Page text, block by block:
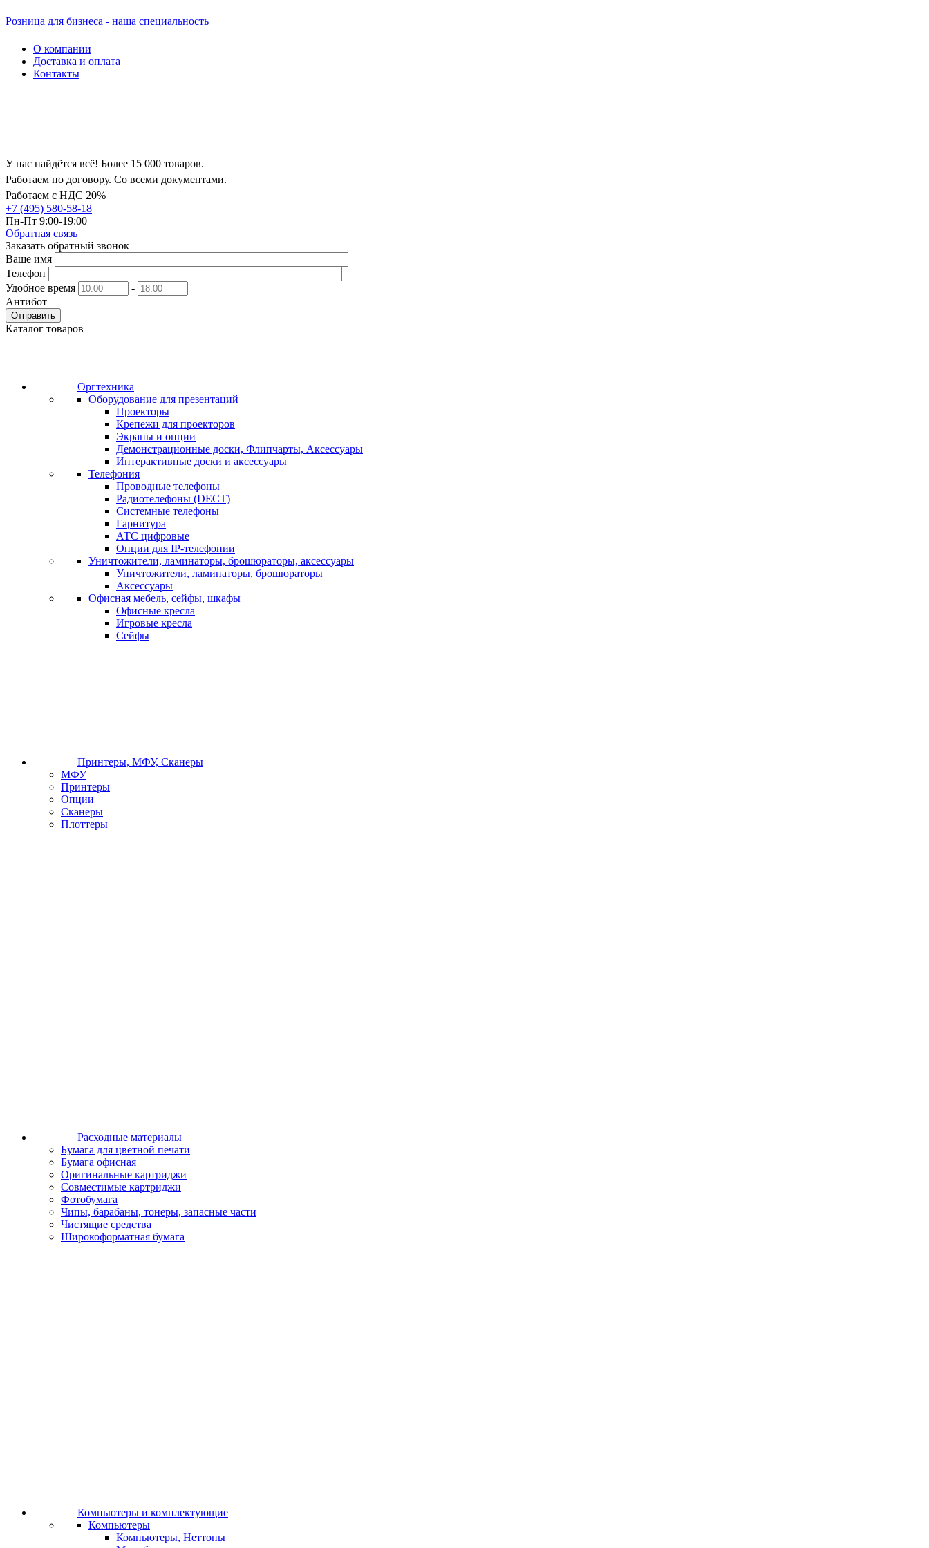
Розница для бизнеса - наша специальность
О компании
Доставка и оплата
Контакты
У нас найдётся всё! Более 15 000 товаров.
Работаем по договору. Со всеми документами.
Работаем с НДС 20%
+7 (495) 580-58-18
Пн-Пт 9:00-19:00
Обратная связь
Заказать обратный звонок
Ваше имя
Телефон
Удобное время
-
Антибот
Отправить
Каталог товаров
Оргтехника
Оборудование для презентаций
Проекторы
Крепежи для проекторов
Экраны и опции
Демонстрационные доски, Флипчарты, Аксессуары
Интерактивные доски и аксессуары
Телефония
Проводные телефоны
Радиотелефоны (DECT)
Системные телефоны
Гарнитура
АТС цифровые
Опции для IP-телефонии
Уничтожители, ламинаторы, брошюраторы, аксессуары
Уничтожители, ламинаторы, брошюраторы
Аксессуары
Офисная мебель, сейфы, шкафы
Офисные кресла
Игровые кресла
Сейфы
Принтеры, МФУ, Сканеры
МФУ
Принтеры
Опции
Сканеры
Плоттеры
Расходные материалы
Бумага для цветной печати
Бумага офисная
Оригинальные картриджи
Совместимые картриджи
Фотобумага
Чипы, барабаны, тонеры, запасные части
Чистящие средства
Широкоформатная бумага
Компьютеры и комплектующие
Компьютеры
Компьютеры, Неттопы